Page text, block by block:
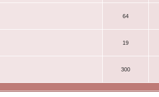
64
19
300